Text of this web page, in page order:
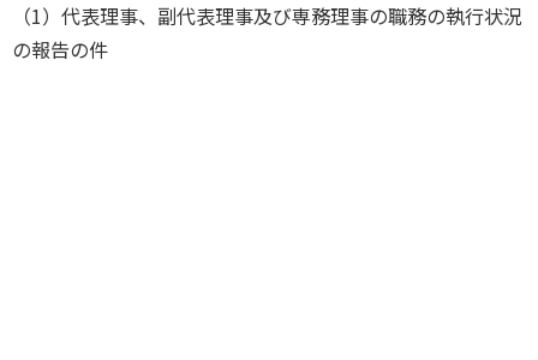
（1）代表理事、副代表理事及び専務理事の職務の執行状況
の報告の件